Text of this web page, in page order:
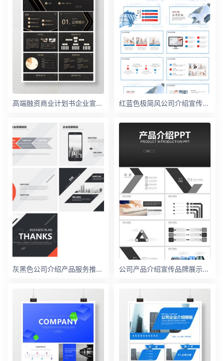
高端融资商业计划书企业宣传/项目融资/商业路演PPT模板 红蓝色极简风公司介绍宣传计划书PPT模板
灰黑色公司介绍产品服务推广企业宣传ppt模板 公司产品介绍宣传品牌展示企业文化新品发布会PPT模板